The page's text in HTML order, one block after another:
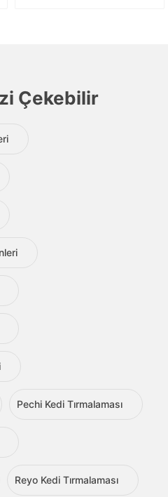
Çekebilir
Pechi Kedi Tırmalaması
Reyo Kedi Tırmalaması